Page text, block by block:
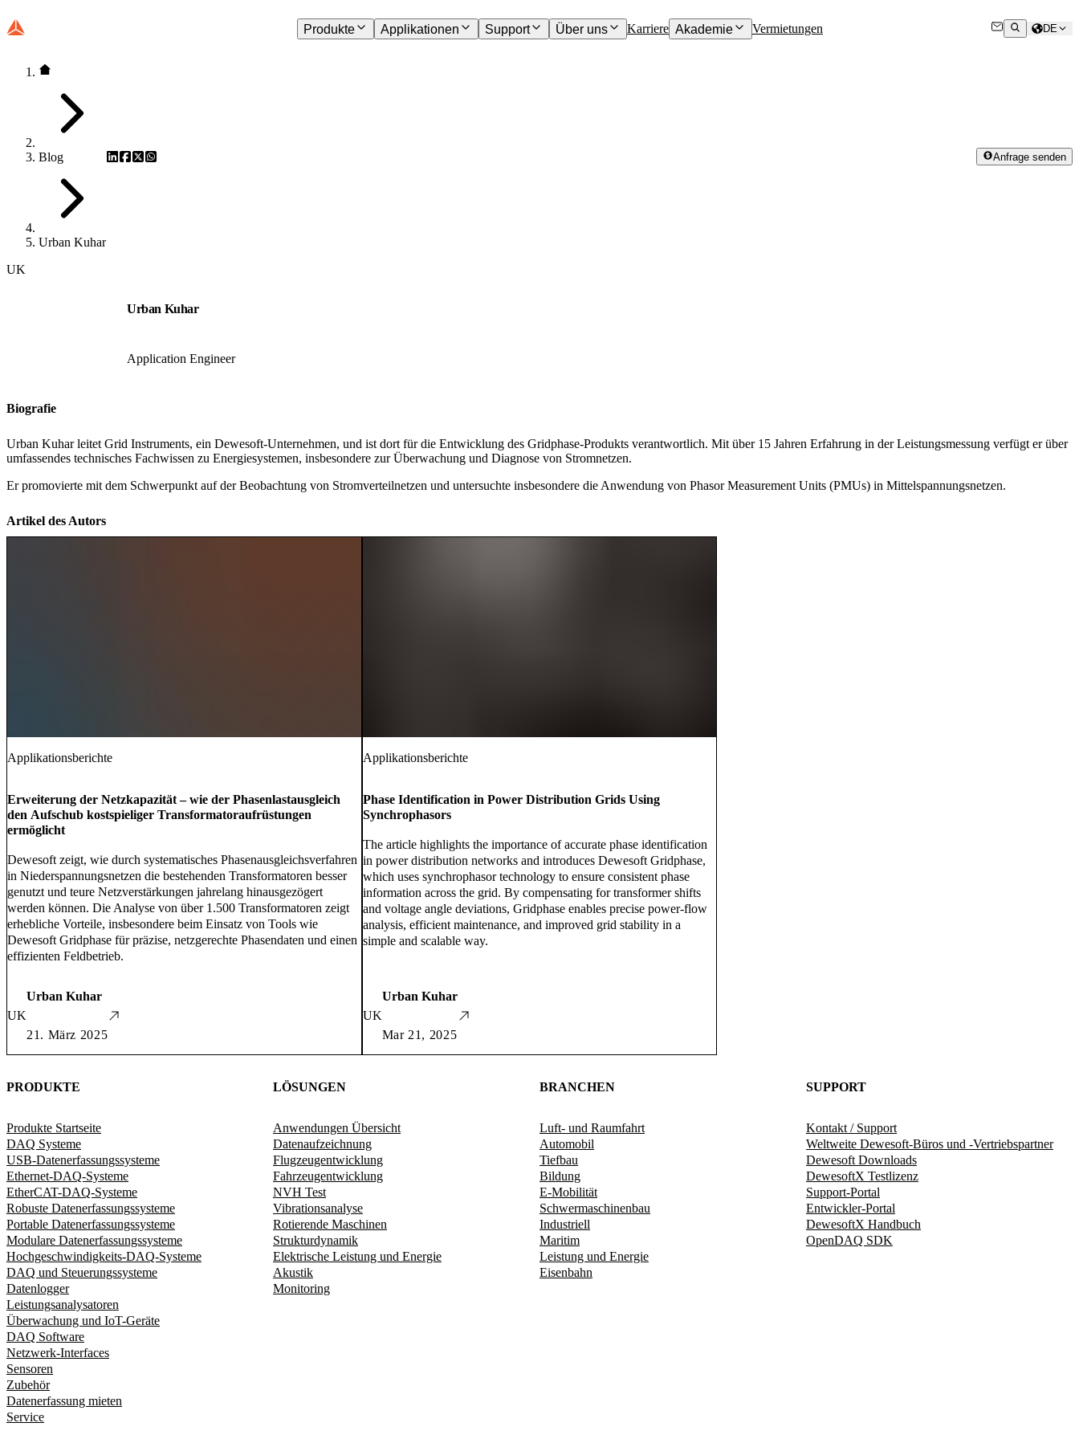
Produkte Applikationen Support Über uns Karriere Akademie Vermietungen DE
Blog
Urban Kuhar
Anfrage senden
UK
Urban Kuhar
Application Engineer
Biografie
Urban Kuhar leitet Grid Instruments, ein Dewesoft-Unternehmen, und ist dort für die Entwicklung des Gridphase-Produkts verantwortlich. Mit über 15 Jahren Erfahrung in der Leistungsmessung verfügt er über
umfassendes technisches Fachwissen zu Energiesystemen, insbesondere zur Überwachung und Diagnose von Stromnetzen.
Er promovierte mit dem Schwerpunkt auf der Beobachtung von Stromverteilnetzen und untersuchte insbesondere die Anwendung von Phasor Measurement Units (PMUs) in Mittelspannungsnetzen.
Artikel des Autors
Applikationsberichte
Erweiterung der Netzkapazität – wie der Phasenlastausgleich
den Aufschub kostspieliger Transformatoraufrüstungen
ermöglicht
Dewesoft zeigt, wie durch systematisches Phasenausgleichsverfahren
in Niederspannungsnetzen die bestehenden Transformatoren besser
genutzt und teure Netzverstärkungen jahrelang hinausgezögert
werden können. Die Analyse von über 1.500 Transformatoren zeigt
erhebliche Vorteile, insbesondere beim Einsatz von Tools wie
Dewesoft Gridphase für präzise, netzgerechte Phasendaten und einen
effizienten Feldbetrieb.
UK
Urban Kuhar
21. März 2025
Applikationsberichte
Phase Identification in Power Distribution Grids Using
Synchrophasors
The article highlights the importance of accurate phase identification
in power distribution networks and introduces Dewesoft Gridphase,
which uses synchrophasor technology to ensure consistent phase
information across the grid. By compensating for transformer shifts
and voltage angle deviations, Gridphase enables precise power-flow
analysis, efficient maintenance, and improved grid stability in a
simple and scalable way.
UK
Urban Kuhar
Mar 21, 2025
PRODUKTE
Produkte Startseite
DAQ Systeme
USB-Datenerfassungssysteme
Ethernet-DAQ-Systeme
EtherCAT-DAQ-Systeme
Robuste Datenerfassungssysteme
Portable Datenerfassungssysteme
Modulare Datenerfassungssysteme
Hochgeschwindigkeits-DAQ-Systeme
DAQ und Steuerungssysteme
Datenlogger
Leistungsanalysatoren
Überwachung und IoT-Geräte
DAQ Software
Netzwerk-Interfaces
Sensoren
Zubehör
Datenerfassung mieten
Service
LÖSUNGEN
Anwendungen Übersicht
Datenaufzeichnung
Flugzeugentwicklung
Fahrzeugentwicklung​
NVH Test
Vibrationsanalyse
Rotierende Maschinen
Strukturdynamik​
Elektrische Leistung und Energie​
Akustik
Monitoring
BRANCHEN
Luft- und Raumfahrt
Automobil
Tiefbau
Bildung
E-Mobilität
Schwermaschinenbau
Industriell
Maritim
Leistung und Energie
Eisenbahn
SUPPORT
Kontakt / Support
Weltweite Dewesoft-Büros und -Vertriebspartner
Dewesoft Downloads
DewesoftX Testlizenz
Support-Portal
Entwickler-Portal
DewesoftX Handbuch
OpenDAQ SDK